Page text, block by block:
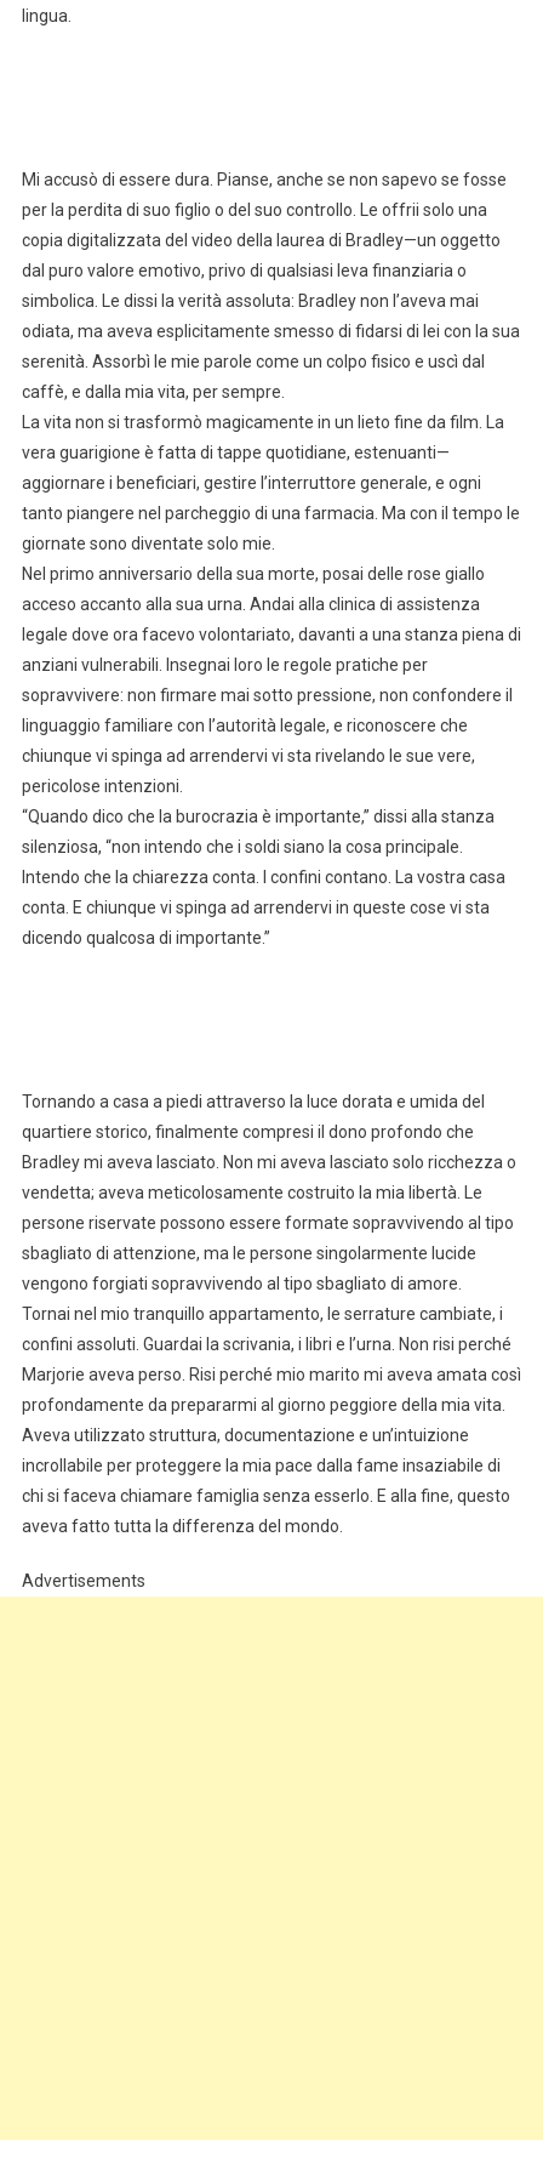
lingua.
Mi accusò di essere dura. Pianse, anche se non sapevo se fosse
per la perdita di suo figlio o del suo controllo. Le offrii solo una
copia digitalizzata del video della laurea di Bradley—un oggetto
dal puro valore emotivo, privo di qualsiasi leva finanziaria o
simbolica. Le dissi la verità assoluta: Bradley non l’aveva mai
odiata, ma aveva esplicitamente smesso di fidarsi di lei con la sua
serenità. Assorbì le mie parole come un colpo fisico e uscì dal
caffè, e dalla mia vita, per sempre.
La vita non si trasformò magicamente in un lieto fine da film. La
vera guarigione è fatta di tappe quotidiane, estenuanti—
aggiornare i beneficiari, gestire l’interruttore generale, e ogni
tanto piangere nel parcheggio di una farmacia. Ma con il tempo le
giornate sono diventate solo mie.
Nel primo anniversario della sua morte, posai delle rose giallo
acceso accanto alla sua urna. Andai alla clinica di assistenza
legale dove ora facevo volontariato, davanti a una stanza piena di
anziani vulnerabili. Insegnai loro le regole pratiche per
sopravvivere: non firmare mai sotto pressione, non confondere il
linguaggio familiare con l’autorità legale, e riconoscere che
chiunque vi spinga ad arrendervi vi sta rivelando le sue vere,
pericolose intenzioni.
“Quando dico che la burocrazia è importante,” dissi alla stanza
silenziosa, “non intendo che i soldi siano la cosa principale.
Intendo che la chiarezza conta. I confini contano. La vostra casa
conta. E chiunque vi spinga ad arrendervi in queste cose vi sta
dicendo qualcosa di importante.”
Tornando a casa a piedi attraverso la luce dorata e umida del
quartiere storico, finalmente compresi il dono profondo che
Bradley mi aveva lasciato. Non mi aveva lasciato solo ricchezza o
vendetta; aveva meticolosamente costruito la mia libertà. Le
persone riservate possono essere formate sopravvivendo al tipo
sbagliato di attenzione, ma le persone singolarmente lucide
vengono forgiati sopravvivendo al tipo sbagliato di amore.
Tornai nel mio tranquillo appartamento, le serrature cambiate, i
confini assoluti. Guardai la scrivania, i libri e l’urna. Non risi perché
Marjorie aveva perso. Risi perché mio marito mi aveva amata così
profondamente da prepararmi al giorno peggiore della mia vita.
Aveva utilizzato struttura, documentazione e un’intuizione
incrollabile per proteggere la mia pace dalla fame insaziabile di
chi si faceva chiamare famiglia senza esserlo. E alla fine, questo
aveva fatto tutta la differenza del mondo.
Advertisements